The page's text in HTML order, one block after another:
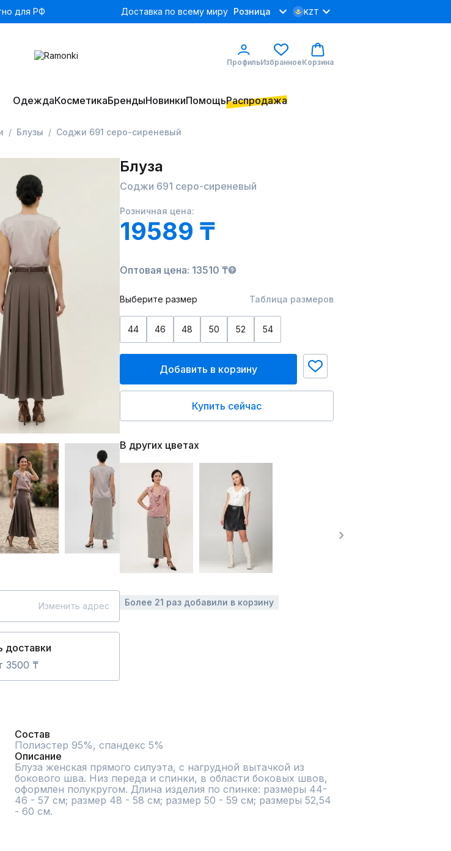
для РФ Доставка по всему миру Розница KZT
ПрофильИзбранноеКорзина
ОдеждаКосметикаБрендыНовинкиПомощьРаспродажа
Блузы Соджи 691 серо-сиреневый
Изменить адрес
доставки
3500 ₸
Блуза
Соджи 691 серо-сиреневый
Розничная цена:
19589 ₸
Оптовая цена: 13510 ₸
Выберите размер Таблица размеров
44 46 48 50 52 54
Добавить в корзину
Купить сейчас
В других цветах
Более 21 раз добавили в корзину
Состав
Описание
Блуза женская прямого силуэта, с нагрудной вытачкой из
бокового шва. Низ переда и спинки, в области боковых швов,
оформлен полукругом. Длина изделия по спинке: размеры 44-
46 - 57 см; размер 48 - 58 см; размер 50 - 59 см; размеры 52,54
- 60 см.